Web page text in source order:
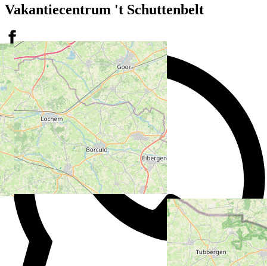
Vakantiecentrum 't Schuttenbelt